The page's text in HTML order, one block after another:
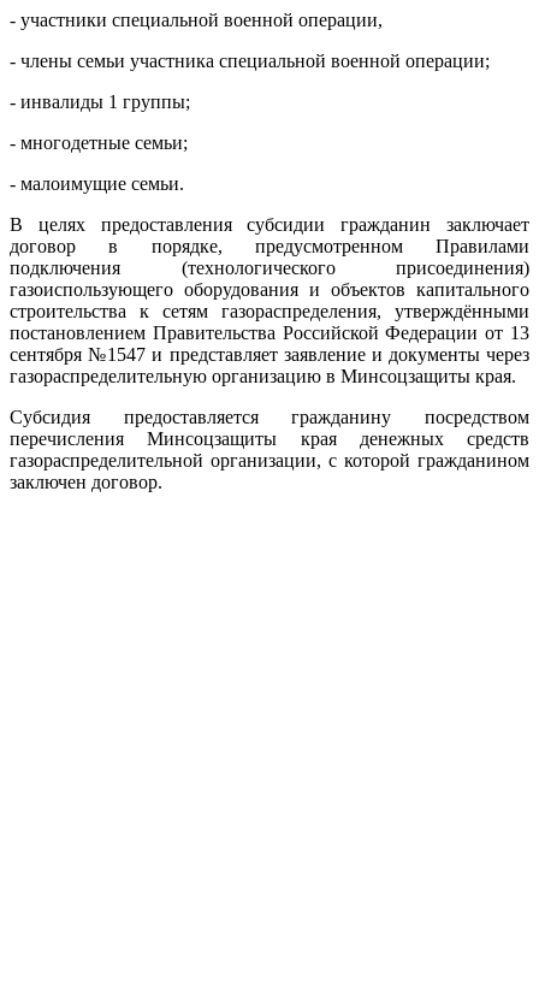
- участники специальной военной операции,
- члены семьи участника специальной военной операции;
- инвалиды 1 группы;
- многодетные семьи;
- малоимущие семьи.
В целях предоставления субсидии гражданин заключает
договор в порядке, предусмотренном Правилами
подключения (технологического присоединения)
газоиспользующего оборудования и объектов капитального
строительства к сетям газораспределения, утверждёнными
постановлением Правительства Российской Федерации от 13
сентября №1547 и представляет заявление и документы через
газораспределительную организацию в Минсоцзащиты края.
Субсидия предоставляется гражданину посредством
перечисления Минсоцзащиты края денежных средств
газораспределительной организации, с которой гражданином
заключен договор.